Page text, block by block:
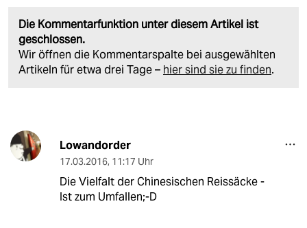
Die Kommentarfunktion unter diesem Artikel ist
geschlossen.
Wir öffnen die Kommentarspalte bei ausgewählten
Artikeln für etwa drei Tage – hier sind sie zu finden.
Lowandorder
17.03.2016, 11:17 Uhr
Die Vielfalt der Chinesischen Reissäcke -
Ist zum Umfallen;-D